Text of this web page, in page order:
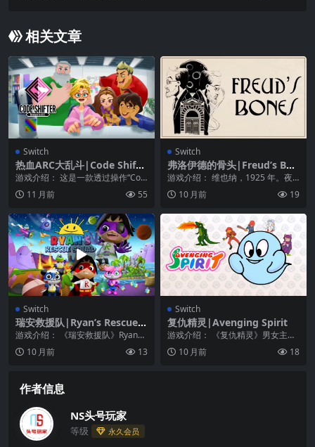
相关文章
Switch
热血ARC大乱斗|Code Shifte
r
游戏介绍： 这是一款透过操作“Cod
e Shifter”，消除错误的横向跳跃动
作...11 月前 55
Switch
弗洛伊德的骨头|Freud’s Bon
es: The Game
游戏介绍： 维也纳，1925 年。夜
幕滴落在昏暗的画室窗户上。一个
男人紧张地走在...
10 月前 19
Switch
瑞安救援队|Ryan’s Rescue S
quad
游戏介绍： 《瑞安救援队》Ryan
的朋友们被邪恶的黑暗泰坦、Robo
Comb...
10 月前 13
Switch
复仇精灵|Avenging Spirit
游戏介绍： 《复仇精灵》男女主角
是青梅竹马。一天两人外出购物，
归来时男主角被歹人...
10 月前 18
作者信息
NS头号玩家
等级 永久会员